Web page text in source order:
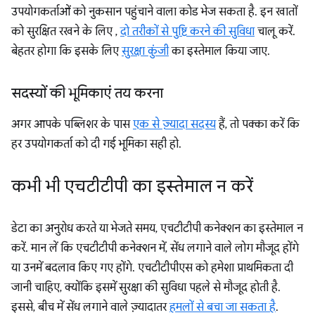
उपयोगकर्ताओं को नुकसान पहुंचाने वाला कोड भेज सकता है. इन खातों
को सुरक्षित रखने के लिए ,दो तरीकों से पुष्टि करने की सुविधाचालू करें.
बेहतर होगा कि इसके लिएसुरक्षा कुंजीका इस्तेमाल किया जाए.
सदस्यों की भूमिकाएं तय करना
अगर आपके पब्लिशर के पासएक से ज़्यादा सदस्यहैं, तो पक्का करें कि
हर उपयोगकर्ता को दी गई भूमिका सही हो.
कभी भी एचटीटीपी का इस्तेमाल न करें
डेटा का अनुरोध करते या भेजते समय, एचटीटीपी कनेक्शन का इस्तेमाल न
करें. मान लें कि एचटीटीपी कनेक्शन में, सेंध लगाने वाले लोग मौजूद होंगे
या उनमें बदलाव किए गए होंगे. एचटीटीपीएस को हमेशा प्राथमिकता दी
जानी चाहिए, क्योंकि इसमें सुरक्षा की सुविधा पहले से मौजूद होती है.
इससे, बीच में सेंध लगाने वाले ज़्यादातरहमलों से बचा जा सकता है.